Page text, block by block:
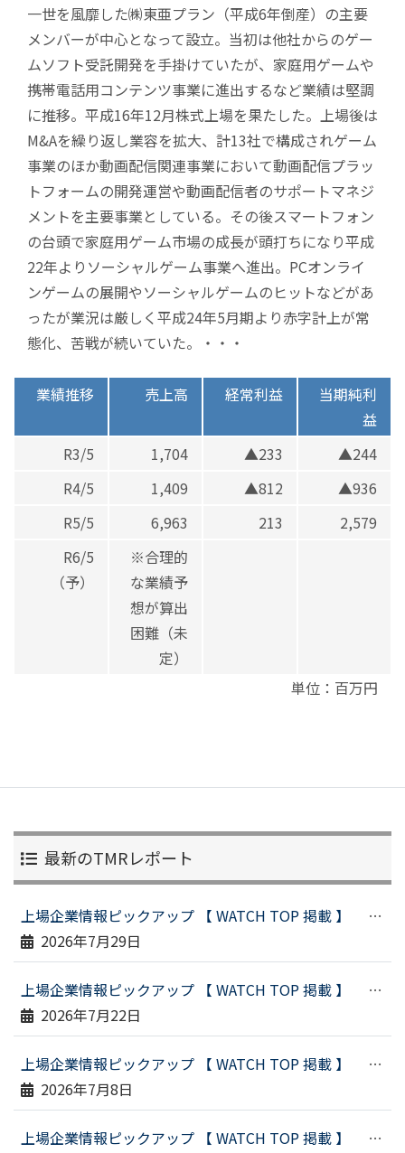
一世を風靡した㈱東亜プラン（平成6年倒産）の主要
メンバーが中心となって設立。当初は他社からのゲー
ムソフト受託開発を手掛けていたが、家庭用ゲームや
携帯電話用コンテンツ事業に進出するなど業績は堅調
に推移。平成16年12月株式上場を果たした。上場後は
M&Aを繰り返し業容を拡大、計13社で構成されゲーム
事業のほか動画配信関連事業において動画配信プラッ
トフォームの開発運営や動画配信者のサポートマネジ
メントを主要事業としている。その後スマートフォン
の台頭で家庭用ゲーム市場の成長が頭打ちになり平成
22年よりソーシャルゲーム事業へ進出。PCオンライ
ンゲームの展開やソーシャルゲームのヒットなどがあ
ったが業況は厳しく平成24年5月期より赤字計上が常
態化、苦戦が続いていた。・・・
業績推移 売上高 経常利益
当期純利
益
R3/5
1,704 ▲233
▲244
R4/5
1,409 ▲812
▲936
R5/5
6,963 213
2,579
R6/5
（予）
※合理的
な業績予
想が算出
困難（未
定）
単位：百万円
最新のTMRレポート
上場企業情報ピックアップ 【 WATCH TOP 掲載 】 （令和８年７月２３日配信）
2026年7月29日
上場企業情報ピックアップ 【 WATCH TOP 掲載 】 （令和８年７月１６日配信）
2026年7月22日
上場企業情報ピックアップ 【 WATCH TOP 掲載 】 （令和８年６月２９日配信）
2026年7月8日
上場企業情報ピックアップ 【 WATCH TOP 掲載 】 （令和８年６月１９日配信）